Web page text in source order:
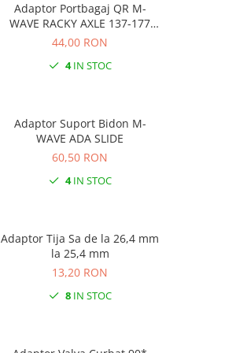
Adaptor Portbagaj QR M-
WAVE RACKY AXLE 137-177
mm
44,00 RON
4IN STOC
Adaptor Suport Bidon M-
WAVE ADA SLIDE
60,50 RON
4IN STOC
Adaptor Tija Sa de la 26,4 mm
la 25,4 mm
13,20 RON
8IN STOC